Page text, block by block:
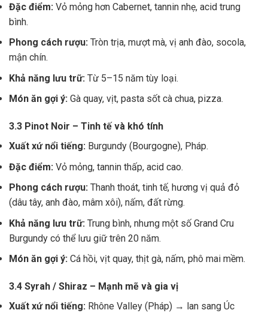
Đặc điểm: Vỏ mỏng hơn Cabernet, tannin nhẹ, acid trung
bình.
Phong cách rượu: Tròn trịa, mượt mà, vị anh đào, socola,
mận chín.
Khả năng lưu trữ: Từ 5–15 năm tùy loại.
Món ăn gợi ý: Gà quay, vịt, pasta sốt cà chua, pizza.
3.3 Pinot Noir – Tinh tế và khó tính
Xuất xứ nổi tiếng: Burgundy (Bourgogne), Pháp.
Đặc điểm: Vỏ mỏng, tannin thấp, acid cao.
Phong cách rượu: Thanh thoát, tinh tế, hương vị quả đỏ
(dâu tây, anh đào, mâm xôi), nấm, đất rừng.
Khả năng lưu trữ: Trung bình, nhưng một số Grand Cru
Burgundy có thể lưu giữ trên 20 năm.
Món ăn gợi ý: Cá hồi, vịt quay, thịt gà, nấm, phô mai mềm.
3.4 Syrah / Shiraz – Mạnh mẽ và gia vị
Xuất xứ nổi tiếng: Rhône Valley (Pháp) → lan sang Úc